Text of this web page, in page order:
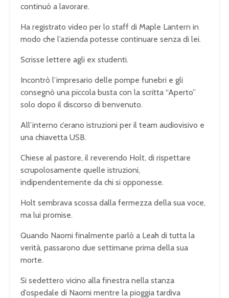
continuò a lavorare.
Ha registrato video per lo staff di Maple Lantern in
modo che l’azienda potesse continuare senza di lei.
Scrisse lettere agli ex studenti.
Incontrò l’impresario delle pompe funebri e gli
consegnò una piccola busta con la scritta “Aperto”
solo dopo il discorso di benvenuto.
All’interno c’erano istruzioni per il team audiovisivo e
una chiavetta USB.
Chiese al pastore, il reverendo Holt, di rispettare
scrupolosamente quelle istruzioni,
indipendentemente da chi si opponesse.
Holt sembrava scossa dalla fermezza della sua voce,
ma lui promise.
Quando Naomi finalmente parlò a Leah di tutta la
verità, passarono due settimane prima della sua
morte.
Si sedettero vicino alla finestra nella stanza
d’ospedale di Naomi mentre la pioggia tardiva